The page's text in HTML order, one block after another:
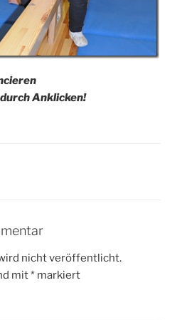
Anklicken!
nicht veröffentlicht.
mit* markiert